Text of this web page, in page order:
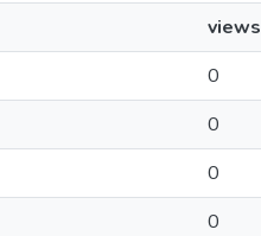
views
0
0
0
0